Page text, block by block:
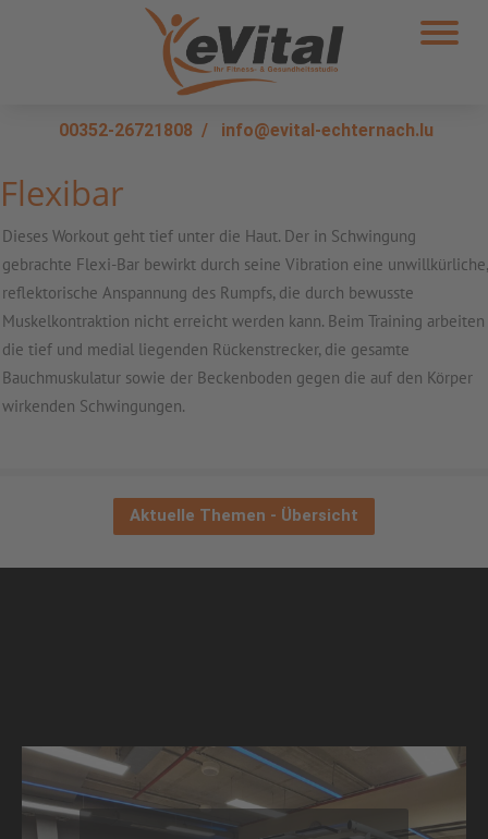
00352-26721808 / info@evital-echternach.lu
Flexibar
Dieses Workout geht tief unter die Haut. Der in Schwingung
gebrachte Flexi-Bar bewirkt durch seine Vibration eine unwillkürliche,
reflektorische Anspannung des Rumpfs, die durch bewusste
Muskelkontraktion nicht erreicht werden kann. Beim Training arbeiten
die tief und medial liegenden Rückenstrecker, die gesamte
Bauchmuskulatur sowie der Beckenboden gegen die auf den Körper
wirkenden Schwingungen.
Aktuelle Themen - Übersicht